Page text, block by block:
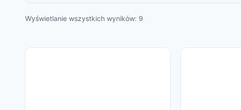
Wyświetlanie wszystkich wyników: 9
popularności